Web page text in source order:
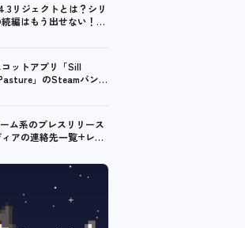
リジェクトとは？シリ
編はもう出せない！？
リジェクト
ットアプリ「Sill
」のSteamバンド
。通常価格より10%割
ム系のプレスリリース
アの連絡先一覧+レビ